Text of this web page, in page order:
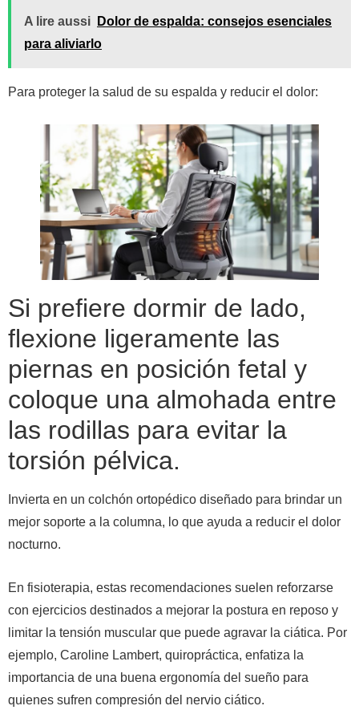
A lire aussi
Dolor de espalda: consejos esenciales
para aliviarlo
Para proteger la salud de su espalda y reducir el dolor:
Si prefiere dormir de lado,
flexione ligeramente las
piernas en posición fetal y
coloque una almohada entre
las rodillas para evitar la
torsión pélvica.
Invierta en un colchón ortopédico diseñado para brindar un
mejor soporte a la columna, lo que ayuda a reducir el dolor
nocturno.
En fisioterapia, estas recomendaciones suelen reforzarse
con ejercicios destinados a mejorar la postura en reposo y
limitar la tensión muscular que puede agravar la ciática. Por
ejemplo, Caroline Lambert, quiropráctica, enfatiza la
importancia de una buena ergonomía del sueño para
quienes sufren compresión del nervio ciático.